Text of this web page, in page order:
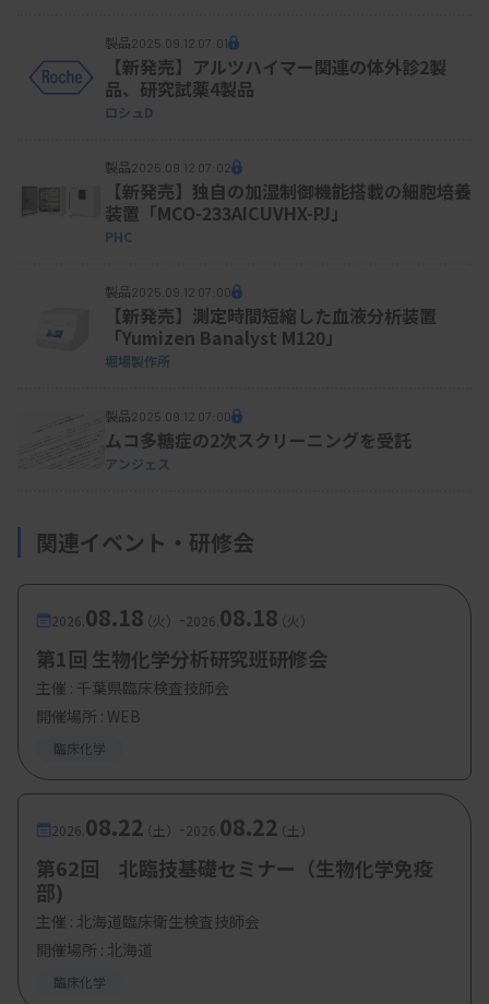
製品2025.09.12 07:01
【新発売】アルツハイマー関連の体外診2製
品、研究試薬4製品
ロシュD
製品2025.09.12 07:02
【新発売】独自の加湿制御機能搭載の細胞培養
装置「MCO-233AICUVHX-PJ」
PHC
製品2025.09.12 07:00
【新発売】測定時間短縮した血液分析装置
「Yumizen Banalyst M120」
堀場製作所
製品2025.09.12 07:00
ムコ多糖症の2次スクリーニングを受託
アンジェス
関連イベント・研修会
2026. 08.18（火） -2026. 08.18（火）
第1回 生物化学分析研究班研修会
主催 : 千葉県臨床検査技師会
開催場所 : WEB
臨床化学
2026. 08.22（土） -2026. 08.22（土）
第62回 北臨技基礎セミナー（生物化学免疫
部)
主催 : 北海道臨床衛生検査技師会
開催場所 : 北海道
臨床化学